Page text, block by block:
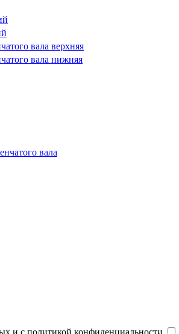
вала верхняя
вала нижняя
вала